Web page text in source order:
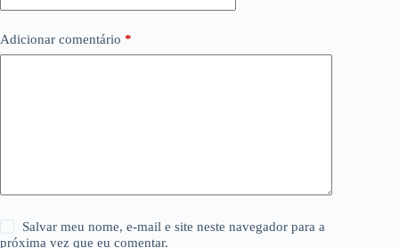
Adicionar comentário *
Salvar meu nome, e-mail e site neste navegador para a
próxima vez que eu comentar.